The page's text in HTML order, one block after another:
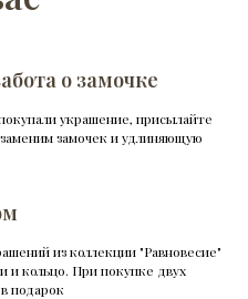
о замочке
украшение, присылайте
замочек и удлиняющую
из коллекции "Равновесие"
и кольцо. При покупке двух
подарок